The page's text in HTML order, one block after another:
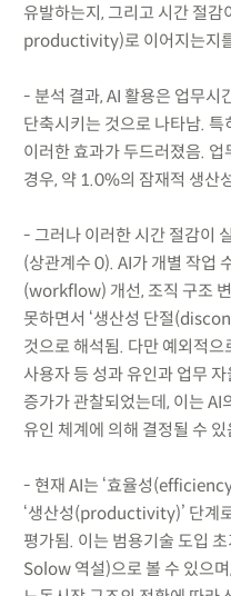
유발하는지, 그리고 시간 절
productivity)로 이어지는지
- 분석 결과, AI 활용은 업무
단축시키는 것으로 나타남.
이러한 효과가 두드러졌음.
경우, 약 1.0%의 잠재적 생산
- 그러나 이러한 시간 절감이
(상관계수 0). AI가 개별 작업
(workflow) 개선, 조직 구조
못하면서 ‘생산성 단절
것으로 해석됨. 다만 예외적으
사용자 등 성과 유인과 업무
증가가 관찰되었는데, 이는 AI
유인 체계에 의해 결정될 수
- 현재 AI는 ‘효율성
‘생산성(productivity)’ 단계
평가됨. 이는 범용기술 도입
Solow 역설)으로 볼 수 있으